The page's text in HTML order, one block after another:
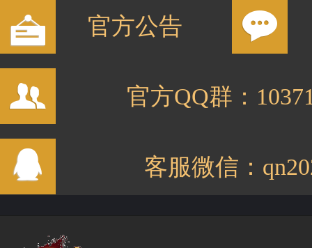
官方公告
官方QQ群：
客服微信：